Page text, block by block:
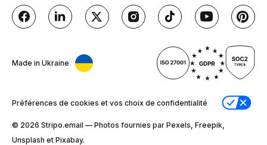
Made in Ukraine
Préférences de cookies et vos choix de confidentialité
© 2026 Stripо.email — Photos fournies par Pexels, Freepik,
Unsplash et Pixabay.